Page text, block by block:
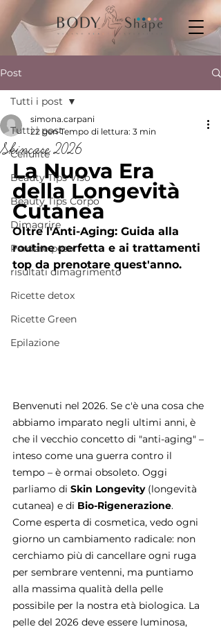
Post
Tutti i post
Cellulite
Beauty Tips Viso
Beauty Tips Corpo
Dimagrire
Perdere peso
risultati dimagrimento
Ricette detox
Ricette Green
Epilazione
Tutti i post
Skincare 2026
simona.carpani
22 gen Tempo di lettura: 3 min
La Nuova Era
della Longevità
Cutanea
Oltre l'Anti-Aging: Guida alla
routine perfetta e ai trattamenti
top da prenotare quest'anno.
Benvenuti nel 2026. Se c'è una cosa che
abbiamo imparato negli ultimi anni, è
che il vecchio concetto di "anti-aging" –
inteso come una guerra contro il
tempo – è ormai obsoleto. Oggi
parliamo di Skin Longevity (longevità
cutanea) e di Bio-Rigenerazione.
Come esperta di cosmetica, vedo ogni
giorno un cambiamento radicale: non
cerchiamo più di cancellare ogni ruga
per sembrare ventenni, ma puntiamo
alla massima qualità della pelle
possibile per la nostra età biologica. La
pelle del 2026 deve essere luminosa,